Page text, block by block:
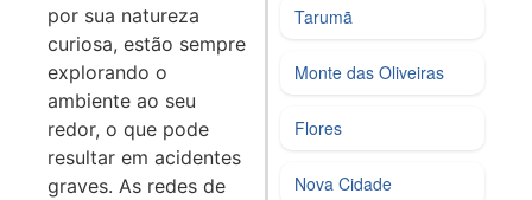
por sua natureza
curiosa, estão sempre
explorando o
ambiente ao seu
redor, o que pode
resultar em acidentes
graves. As redes de
Tarumã
Monte das Oliveiras
Flores
Nova Cidade